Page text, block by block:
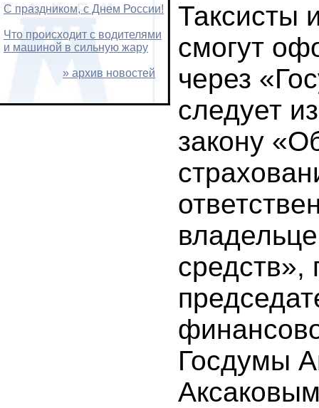
С праздником, с Днем России!
Что происходит с водителями
и машиной в сильную жару
» архив новостей
Таксисты
смогут
через
следует
закону
средств»,
Госдумы